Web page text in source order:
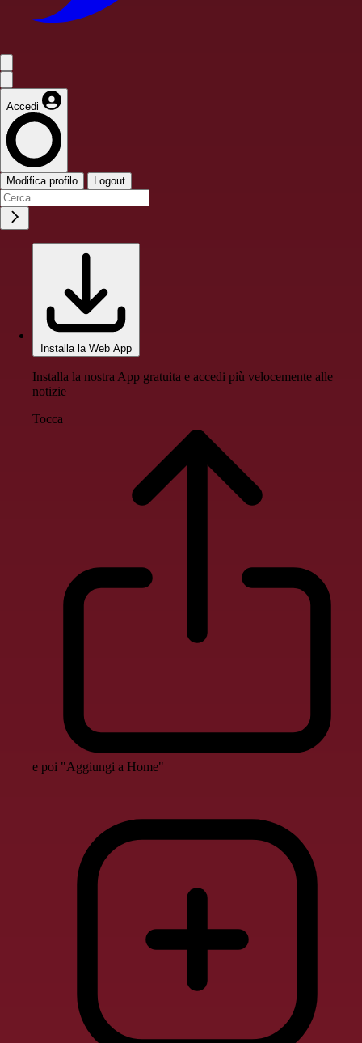
Accedi
Modifica profilo Logout
Installa la Web App
Installa la nostra App gratuita e accedi più velocemente alle
notizie
Tocca
e poi "Aggiungi a Home"